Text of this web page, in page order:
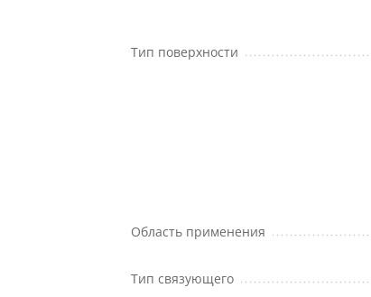
Тип поверхности
Область применения
Тип связующего